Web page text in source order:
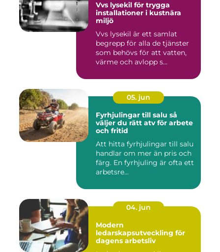
Vvs lysekil för trygga
installationer i kustnära
miljö
Vvs lysekil är ett samlat
begrepp för alla de tjänster
som behövs för att vatten,
värme och avlopp s...
05. jun
Fyrhjulingar till salu så
väljer du rätt atv för arbete
och fritid
Att hitta fyrhjulingar till salu
handlar om mer än pris och
färg. En fyrhjuling är ofta ett
arbetsre...
04. jun
Modern
ledarskapsutveckling för
dagens arbetsliv